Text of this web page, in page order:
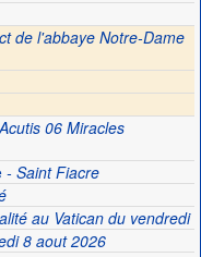
de l'abbaye Notre-Dame
06 Miracles
- Saint Fiacre
au Vatican du vendredi
8 aout 2026